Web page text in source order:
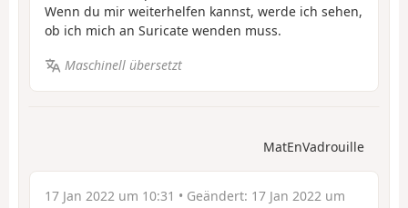
Wenn du mir weiterhelfen kannst, werde ich sehen,
ob ich mich an Suricate wenden muss.
Maschinell übersetzt
MatEnVadrouille
17 Jan 2022 um 10:31 • Geändert: 17 Jan 2022 um